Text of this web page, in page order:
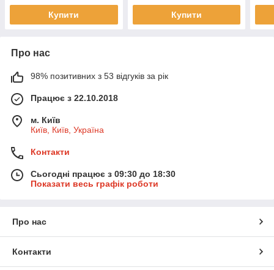
Купити Купити
Про нас
98% позитивних з 53 відгуків за рік
Працює з 22.10.2018
м. Київ
Київ, Київ, Україна
Контакти
Сьогодні працює з 09:30 до 18:30
Показати весь графік роботи
Про нас
Контакти